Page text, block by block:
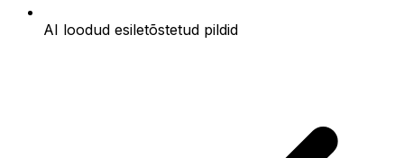
AI loodud esiletõstetud pildid